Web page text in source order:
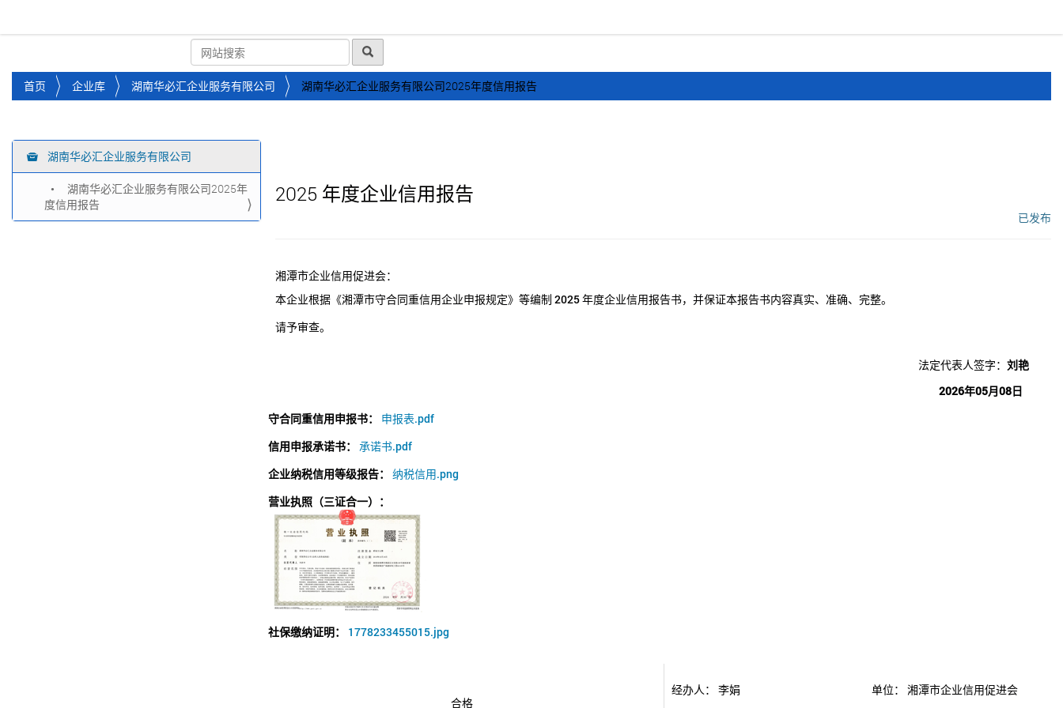
您
位
首页 企业库 湖南华必汇企业服务有限公司 湖南华必汇企业服务有限公司2025年度信用报告
导
航
湖南华必汇企业服务有限公司
湖南华必汇企业服务有限公司2025年
度信用报告
2025 年度企业信用报告
已发布
湘潭市企业信用促进会：
本企业根据《湘潭市守合同重信用企业申报规定》等编制 2025年度企业信用报告书，并保证本报告书内容真实、准确、完整。
请予审查。
法定代表人签字： 刘艳
2026年05月08日
守合同重信用申报书：
申报表.pdf
信用申报承诺书：
承诺书.pdf
企业纳税信用等级报告：
纳税信用.png
营业执照（三证合一）：
社保缴纳证明： 1778233455015.jpg
合格
经办人： 李娟 单位： 湘潭市企业信用促进会